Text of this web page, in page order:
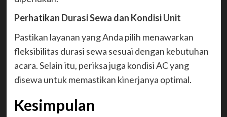
Perhatikan Durasi Sewa dan Kondisi Unit
Pastikan layanan yang Anda pilih menawarkan
fleksibilitas durasi sewa sesuai dengan kebutuhan
acara. Selain itu, periksa juga kondisi AC yang
disewa untuk memastikan kinerjanya optimal.
Kesimpulan